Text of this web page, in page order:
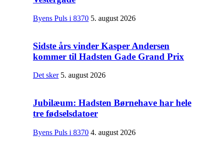
Byens Puls i 8370 5. august 2026
Sidste års vinder Kasper Andersen
kommer til Hadsten Gade Grand Prix
Det sker 5. august 2026
Jubilæum: Hadsten Børnehave har hele
tre fødselsdatoer
Byens Puls i 8370 4. august 2026